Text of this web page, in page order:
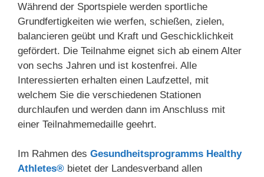
Während der Sportspiele werden sportliche
Grundfertigkeiten wie werfen, schießen, zielen,
balancieren geübt und Kraft und Geschicklichkeit
gefördert. Die Teilnahme eignet sich ab einem Alter
von sechs Jahren und ist kostenfrei. Alle
Interessierten erhalten einen Laufzettel, mit
welchem Sie die verschiedenen Stationen
durchlaufen und werden dann im Anschluss mit
einer Teilnahmemedaille geehrt.
Im Rahmen des Gesundheitsprogramms Healthy
Athletes® bietet der Landesverband allen